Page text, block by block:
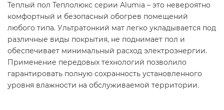
Теплый пол Теплолюкс серии Alumia – это невероятно
комфортный и безопасный обогрев помещений
любого типа. Ультратонкий мат легко укладывается под
различные виды покрытия, не поднимает пол и
обеспечивает минимальный расход электроэнергии.
Применение передовых технологий позволило
гарантировать полную сохранность установленного
уровня влажности на обслуживаемой территории.